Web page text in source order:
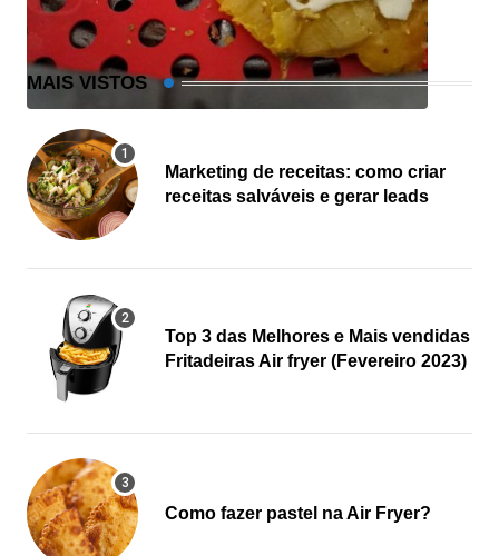
MAIS VISTOS
Marketing de receitas: como criar
receitas salváveis e gerar leads
Top 3 das Melhores e Mais vendidas
Fritadeiras Air fryer (Fevereiro 2023)
Como fazer pastel na Air Fryer?